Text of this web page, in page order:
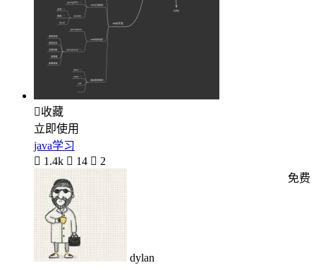
收藏
立即使用
java学习
 1.4k  14  2
dylan
免费